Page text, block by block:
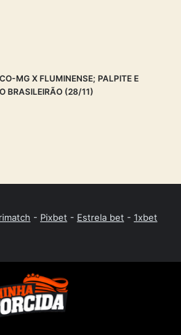
MG X FLUMINENSE; PALPITE E
BRASILEIRÃO (28/11)
- Pixbet - Estrela bet - 1xbet